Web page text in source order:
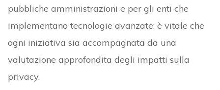
pubbliche amministrazioni e per gli enti che
implementano tecnologie avanzate: è vitale che
ogni iniziativa sia accompagnata da una
valutazione approfondita degli impatti sulla
privacy.